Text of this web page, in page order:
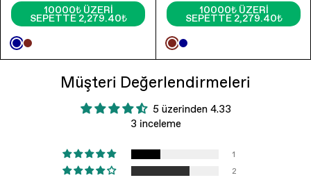
10000₺ ÜZERI
SEPETTE 2,279.40₺
10000₺ ÜZERI
SEPETTE 2,279.40₺
Müşteri Değerlendirmeleri
5 üzerinden 4.33
3 inceleme
1
2